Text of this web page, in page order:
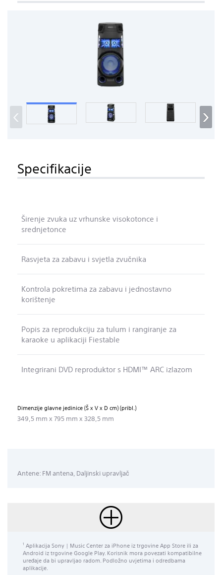
‹ ›
Specifikacije
Širenje zvuka uz vrhunske visokotonce i
srednjetonce
Rasvjeta za zabavu i svjetla zvučnika
Kontrola pokretima za zabavu i jednostavno
korištenje
Popis za reprodukciju za tulum i rangiranje za
karaoke u aplikaciji Fiestable
Integrirani DVD reproduktor s HDMI™ ARC izlazom
Dimenzije glavne jedinice (Š x V x D cm) (pribl.)
349,5 mm x 795 mm x 328,5 mm
Antene: FM antena, Daljinski upravljač
1 Aplikacija Sony | Music Center za iPhone iz trgovine App Store ili za
Android iz trgovine Google Play. Korisnik mora povezati kompatibilne
uređaje da bi upravljao radom. Podložno uvjetima i odredbama
aplikacije.